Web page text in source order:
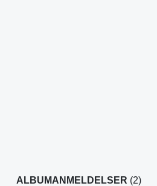
ALBUMANMELDELSER (2)